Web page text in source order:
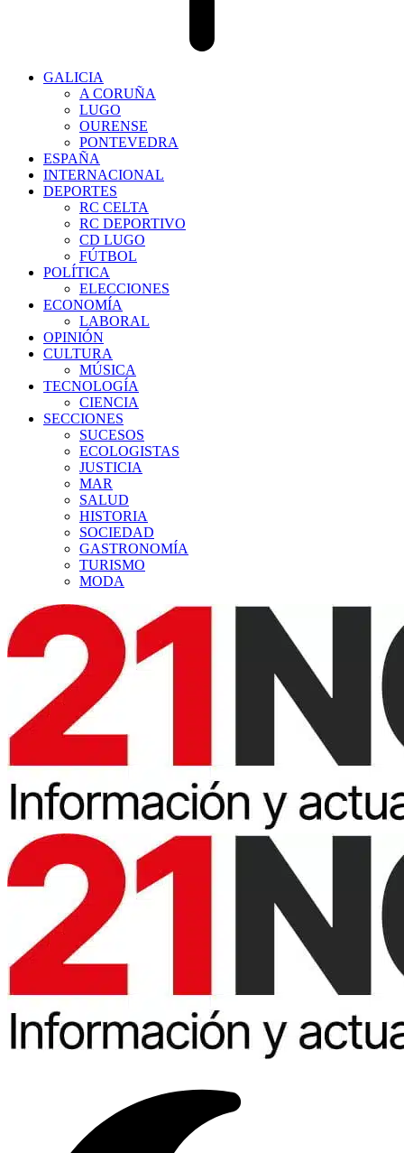
GALICIA
A CORUÑA
LUGO
OURENSE
PONTEVEDRA
ESPAÑA
INTERNACIONAL
DEPORTES
RC CELTA
RC DEPORTIVO
CD LUGO
FÚTBOL
POLÍTICA
ELECCIONES
ECONOMÍA
LABORAL
OPINIÓN
CULTURA
MÚSICA
TECNOLOGÍA
CIENCIA
SECCIONES
SUCESOS
ECOLOGISTAS
JUSTICIA
MAR
SALUD
HISTORIA
SOCIEDAD
GASTRONOMÍA
TURISMO
MODA